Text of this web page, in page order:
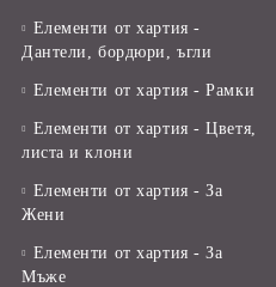
Елементи от хартия -
Дантели, бордюри, ъгли
Елементи от хартия - Рамки
Елементи от хартия - Цветя,
листа и клони
Елементи от хартия - За
Жени
Елементи от хартия - За
Мъже